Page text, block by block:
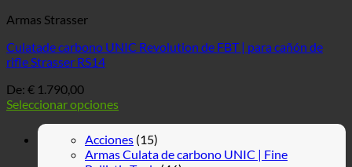
Armas Strasser
Culatade carbono UNIC Revolution de FBT | para cañón de
rifle Strasser RS14
De: € 1.790,00
Seleccionar opciones
Acciones (15)
Armas Culata de carbono UNIC | Fine